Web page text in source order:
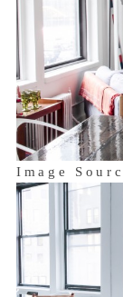
Image